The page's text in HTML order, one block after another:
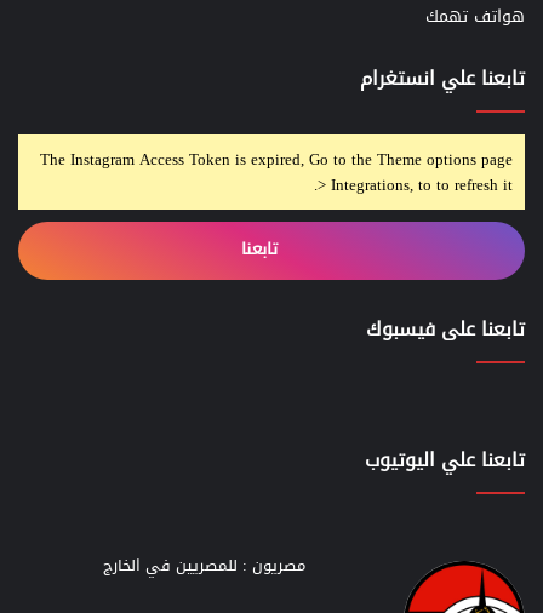
هواتف تهمك
تابعنا علي انستغرام
The Instagram Access Token is expired, Go to the Theme options page
> Integrations, to to refresh it.
تابعنا
تابعنا على فيسبوك
تابعنا علي اليوتيوب
مصريون : للمصريين في الخارج